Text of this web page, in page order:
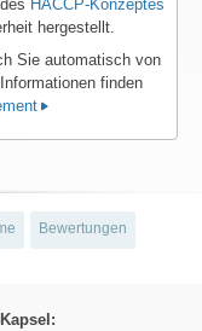
HACCP-Konzeptes
hergestellt.
Sie automatisch von
finden
Bewertungen